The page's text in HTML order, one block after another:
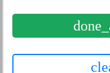
de FRITZ!Box
tussen staat,
opties worden